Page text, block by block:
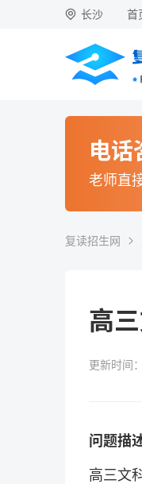
长沙 首
电话
老师直
复读招生网
高
更新时间
问题描
高三文